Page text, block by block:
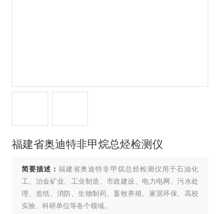
福建省奥迪特非甲烷总烃检测仪
简要描述：福建省奥迪特非甲烷总烃检测仪用于石油化
工、治金矿业、工业制造、市政建设、电力电网、污水处
理、造纸、消防、生物制药、畜牧养殖、家居环保、高校
实验、科研单位等各个领域。